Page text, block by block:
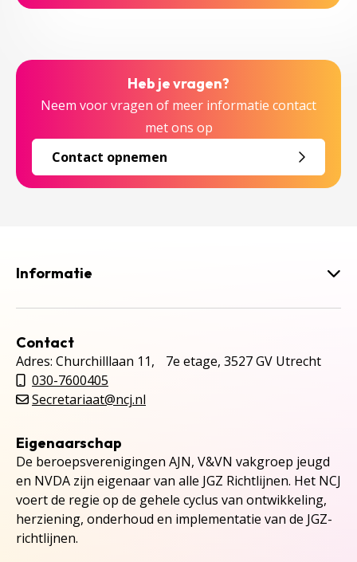
Heb je vragen?
Neem voor vragen of meer informatie contact
met ons op
Contact opnemen
Informatie
Contact
Adres: Churchilllaan 11, 7e etage, 3527 GV Utrecht
030-7600405
Secretariaat@ncj.nl
Eigenaarschap
De beroepsverenigingen AJN, V&VN vakgroep jeugd
en NVDA zijn eigenaar van alle JGZ Richtlijnen. Het NCJ
voert de regie op de gehele cyclus van ontwikkeling,
herziening, onderhoud en implementatie van de JGZ-
richtlijnen.